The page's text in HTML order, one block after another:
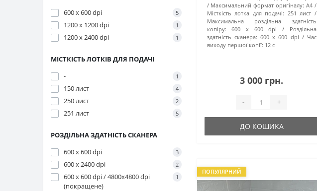
600 х 600 dpi
5
1200 х 1200 dpi 1
1200 х 2400 dpi 1
МІСТКІСТЬ ЛОТКІВ ДЛЯ ПОДАЧІ
-
1
150 лист 4
250 лист 2
251 лист 5
РОЗДІЛЬНА ЗДАТНІСТЬ СКАНЕРА
600 x 600 dpi
3
600 x 2400 dpi 2
600 x 600 dpi / 4800x4800 dpi
(покращене)
1
Максимальний формат оригіналу: А4
Місткість лотка для подачі: 251 лист
Максимальна роздільна здатність
копіру:
600 х 600 dpi
Роздільна
здатність сканера: 600 x 600 dpi
Час
виходу першої копії: 12 с
3 000 грн.
- +
ДО КОШИКА
ПОПУЛЯРНИЙ